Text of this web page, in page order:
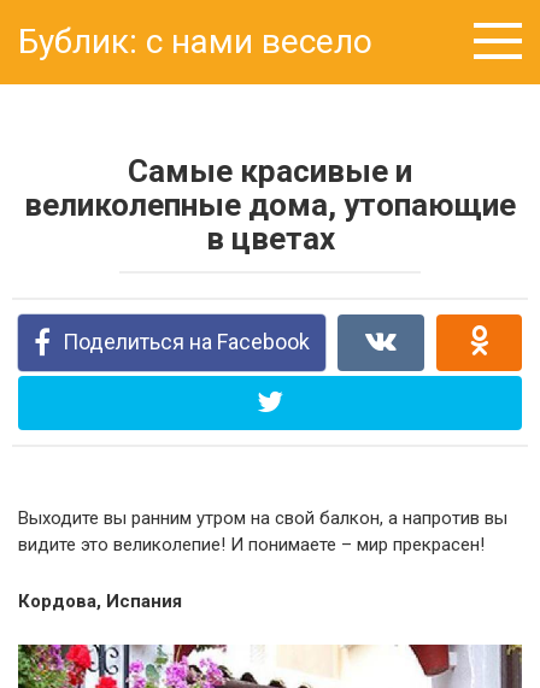
контенту
Бублик: с нами весело
Cамые красивые и
великолепные дома, утопающие
в цветах
Поделиться на Facebook
Выходите вы ранним утром на свой балкон, а напротив вы
видите это великолепие! И понимаете – мир прекрасен!
Кордова, Испания